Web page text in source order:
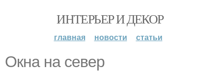
ИНТЕРЬЕР И ДЕКОР
главная новости статьи
Окна на север